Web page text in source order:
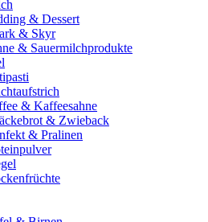
& Dessert
& Skyr
& Sauermilchprodukte
& Kaffeesahne
& Zwieback
& Pralinen